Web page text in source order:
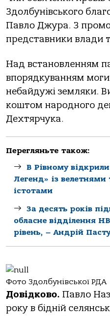
Здолбунівського
Павло Джура. З
представники влади
Над встановленням
впорядкуванням
небайдужі земляки.
коштом народного
Дехтярчука.
Перегляньте також:
В Рівному
Легенд» із
істотами
За десять років
обласне відділення
рівень, – Андрій
Фото Здолбунівської РДА
Довідково. Павло
року в бідній